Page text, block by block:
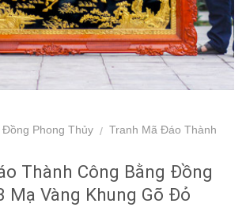
Đồng Phong Thủy / Tranh Mã Đáo Thành
Thành Công Bằng Đồng
Mạ Vàng Khung Gõ Đỏ